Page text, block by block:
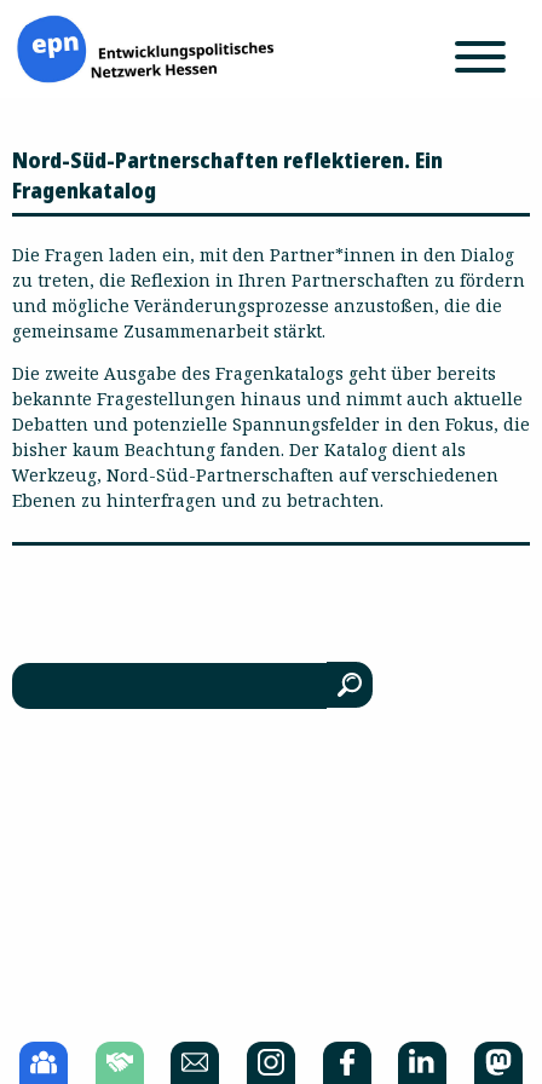
Inhalt
springen
Nord-Süd-Partnerschaften reflektieren. Ein
Fragenkatalog
Die Fragen laden ein, mit den Partner*innen in den Dialog
zu treten, die Reflexion in Ihren Partnerschaften zu fördern
und mögliche Veränderungsprozesse anzustoßen, die die
gemeinsame Zusammenarbeit stärkt.
Die zweite Ausgabe des Fragenkatalogs geht über bereits
bekannte Fragestellungen hinaus und nimmt auch aktuelle
Debatten und potenzielle Spannungsfelder in den Fokus, die
bisher kaum Beachtung fanden. Der Katalog dient als
Werkzeug, Nord-Süd-Partnerschaften auf verschiedenen
Ebenen zu hinterfragen und zu betrachten.